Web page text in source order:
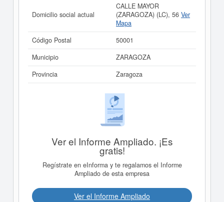
Domicilio social actual
CALLE MAYOR
(ZARAGOZA) (LC), 56 Ver
Mapa
Código Postal
50001
Municipio
ZARAGOZA
Provincia
Zaragoza
Ver el Informe Ampliado. ¡Es
gratis!
Regístrate en eInforma y te regalamos el Informe
Ampliado de esta empresa
Ver el Informe Ampliado